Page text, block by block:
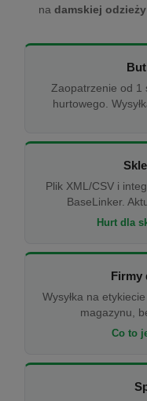
na damskiej odzieży
Zaopatrzenie od 1
hurtowego.
Plik XML/CSV i
BaseLinker.
Hurt dla
Firmy
Wysyłka na
magazynu,
Co to